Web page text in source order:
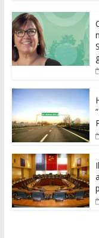
e
b
o
o
k
itt
er l